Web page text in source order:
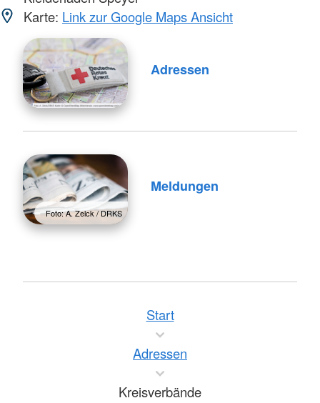
Karte: Link zur Google Maps Ansicht
Adressen
Foto: A. Zelck / DRKS
Meldungen
Start
Adressen
Kreisverbände